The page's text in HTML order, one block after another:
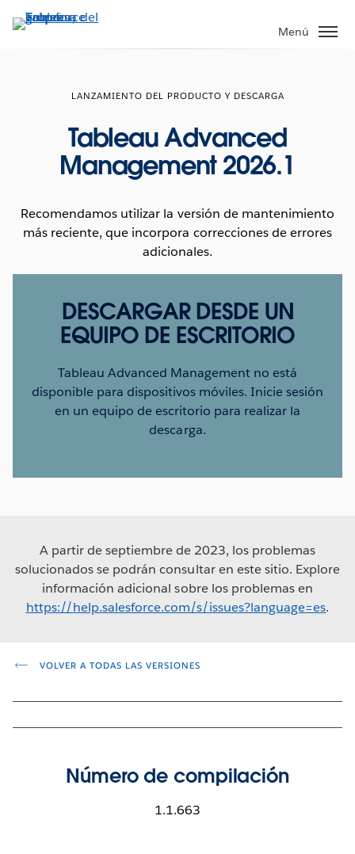
Menú
LANZAMIENTO DEL PRODUCTO Y DESCARGA
Tableau Advanced
Management 2026.1
Recomendamos utilizar la versión de mantenimiento
más reciente, que incorpora correcciones de errores
adicionales.
DESCARGAR DESDE UN
EQUIPO DE ESCRITORIO
Tableau Advanced Management no está
disponible para dispositivos móviles. Inicie sesión
en un equipo de escritorio para realizar la
descarga.
A partir de septiembre de 2023, los problemas
solucionados se podrán consultar en este sitio. Explore
información adicional sobre los problemas en
https://help.salesforce.com/s/issues?language=es.
VOLVER A TODAS LAS VERSIONES
Número de compilación
1.1.663